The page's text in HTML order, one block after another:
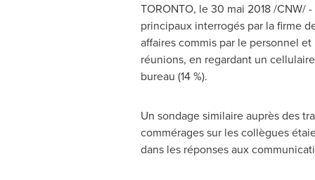
TORONTO, le 30 mai 2018 /CNW/
principaux interrogés par la firme
affaires commis par le personnel
réunions, en regardant un
bureau (14 %).
Un sondage similaire auprès des
commérages sur les collègues
dans les réponses aux